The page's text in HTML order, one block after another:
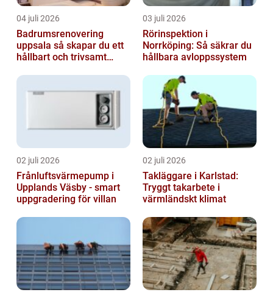
04 juli 2026
Badrumsrenovering
uppsala så skapar du ett
hållbart och trivsamt
03 juli 2026
Rörinspektion i
Norrköping: Så säkrar du
hållbara avloppssystem
02 juli 2026
Frånluftsvärmepump i
Upplands Väsby - smart
uppgradering för villan
02 juli 2026
Takläggare i Karlstad:
Tryggt takarbete i
värmländskt klimat